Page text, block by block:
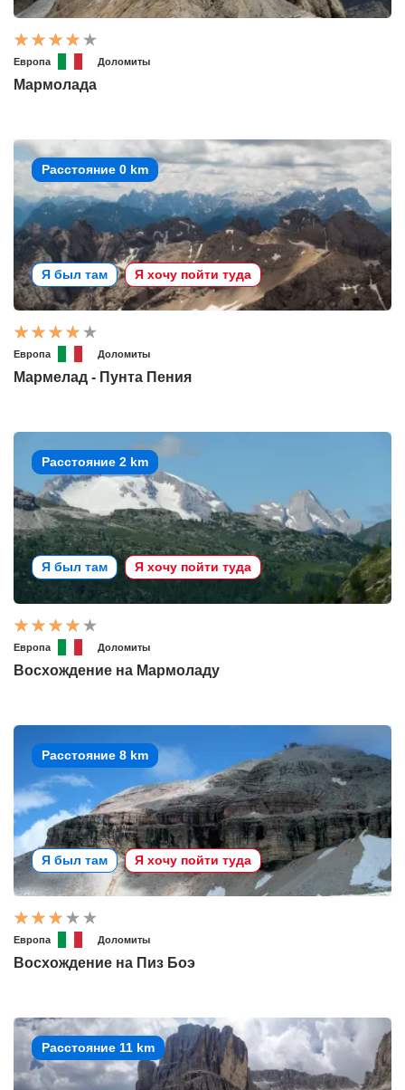
Европа Доломиты
Мармолада
Расстояние 0 km
Я был там Я хочу пойти туда
Европа Доломиты
Мармелад - Пунта Пения
Расстояние 2 km
Я был там Я хочу пойти туда
Европа Доломиты
Восхождение на Мармоладу
Расстояние 8 km
Я был там Я хочу пойти туда
Европа Доломиты
Восхождение на Пиз Боэ
Расстояние 11 km